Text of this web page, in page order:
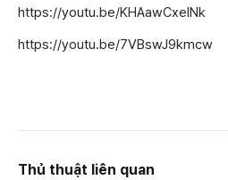
https://youtu.be/KHAawCxelNk
https://youtu.be/7VBswJ9kmcw
Thủ thuật liên quan